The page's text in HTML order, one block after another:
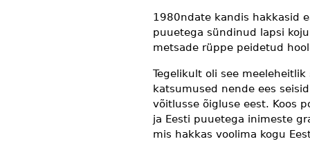
1980ndate kandis hakkasid
puuetega sündinud lapsi
metsade rüppe peidetud
Tegelikult oli see
katsumused nende ees
võitlusse õigluse eest. Koos
ja Eesti puuetega inimeste
mis hakkas voolima kogu